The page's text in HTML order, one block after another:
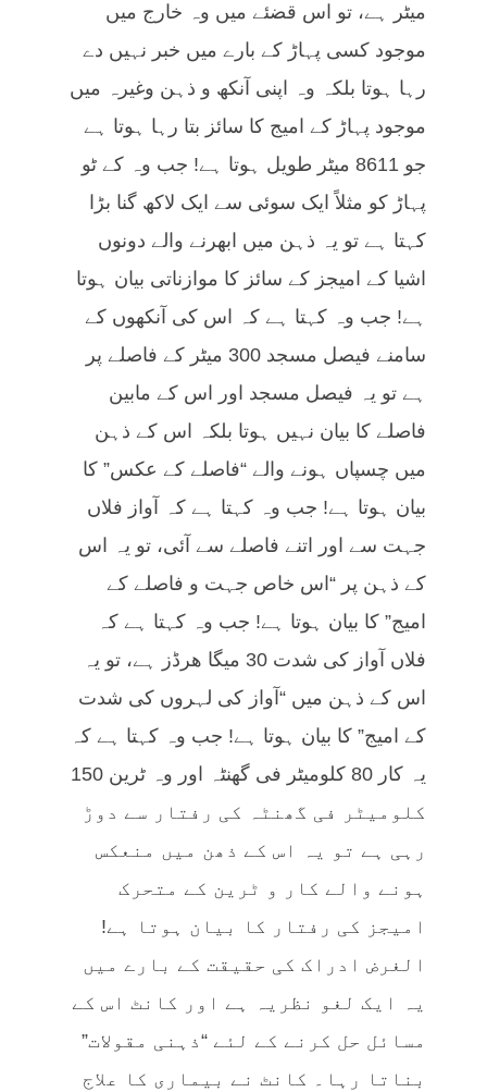
میٹر ہے، تو اس قضئے میں وہ خارج میں
موجود کسی پہاڑ کے بارے میں خبر نہیں دے
رہا ہوتا بلکہ وہ اپنی آنکھ و ذہن وغیرہ میں
موجود پہاڑ کے امیج کا سائز بتا رہا ہوتا ہے
جو 8611 میٹر طویل ہوتا ہے! جب وہ کے ٹو
پہاڑ کو مثلاً ایک سوئی سے ایک لاکھ گنا بڑا
کہتا ہے تو یہ ذہن میں ابھرنے والے دونوں
اشیا کے امیجز کے سائز کا موازناتی بیان ہوتا
ہے! جب وہ کہتا ہے کہ اس کی آنکھوں کے
سامنے فیصل مسجد 300 میٹر کے فاصلے پر
ہے تو یہ فیصل مسجد اور اس کے مابین
فاصلے کا بیان نہیں ہوتا بلکہ اس کے ذہن
میں چسپاں ہونے والے “فاصلے کے عکس” کا
بیان ہوتا ہے! جب وہ کہتا ہے کہ آواز فلاں
جہت سے اور اتنے فاصلے سے آئی، تو یہ اس
کے ذہن پر “اس خاص جہت و فاصلے کے
امیج” کا بیان ہوتا ہے! جب وہ کہتا ہے کہ
فلاں آواز کی شدت 30 میگا ھرڈز ہے، تو یہ
اس کے ذہن میں “آواز کی لہروں کی شدت
کے امیج” کا بیان ہوتا ہے! جب وہ کہتا ہے کہ
یہ کار 80 کلومیٹر فی گھنٹہ اور وہ ٹرین 150
کلومیٹر فی گھنٹہ کی رفتار سے دوڑ
رہی ہے تو یہ اس کے ذھن میں منعکس
ہونے والے کار و ٹرین کے متحرک
امیجز کی رفتار کا بیان ہوتا ہے!
الغرض ادراک کی حقیقت کے بارے میں
یہ ایک لغو نظریہ ہے اور کانٹ اس کے
مسائل حل کرنے کے لئے “ذہنی مقولات”
بناتا رہا۔ کانٹ نے بیماری کا علاج